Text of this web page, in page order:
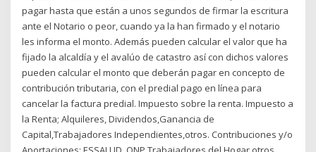
pagar hasta que están a unos segundos de firmar la escritura
ante el Notario o peor, cuando ya la han firmado y el notario
les informa el monto. Además pueden calcular el valor que ha
fijado la alcaldía y el avalúo de catastro así con dichos valores
pueden calcular el monto que deberán pagar en concepto de
contribución tributaria, con el predial pago en línea para
cancelar la factura predial. Impuesto sobre la renta. Impuesto a
la Renta; Alquileres, Dividendos,Ganancia de
Capital,Trabajadores Independientes,otros. Contribuciones y/o